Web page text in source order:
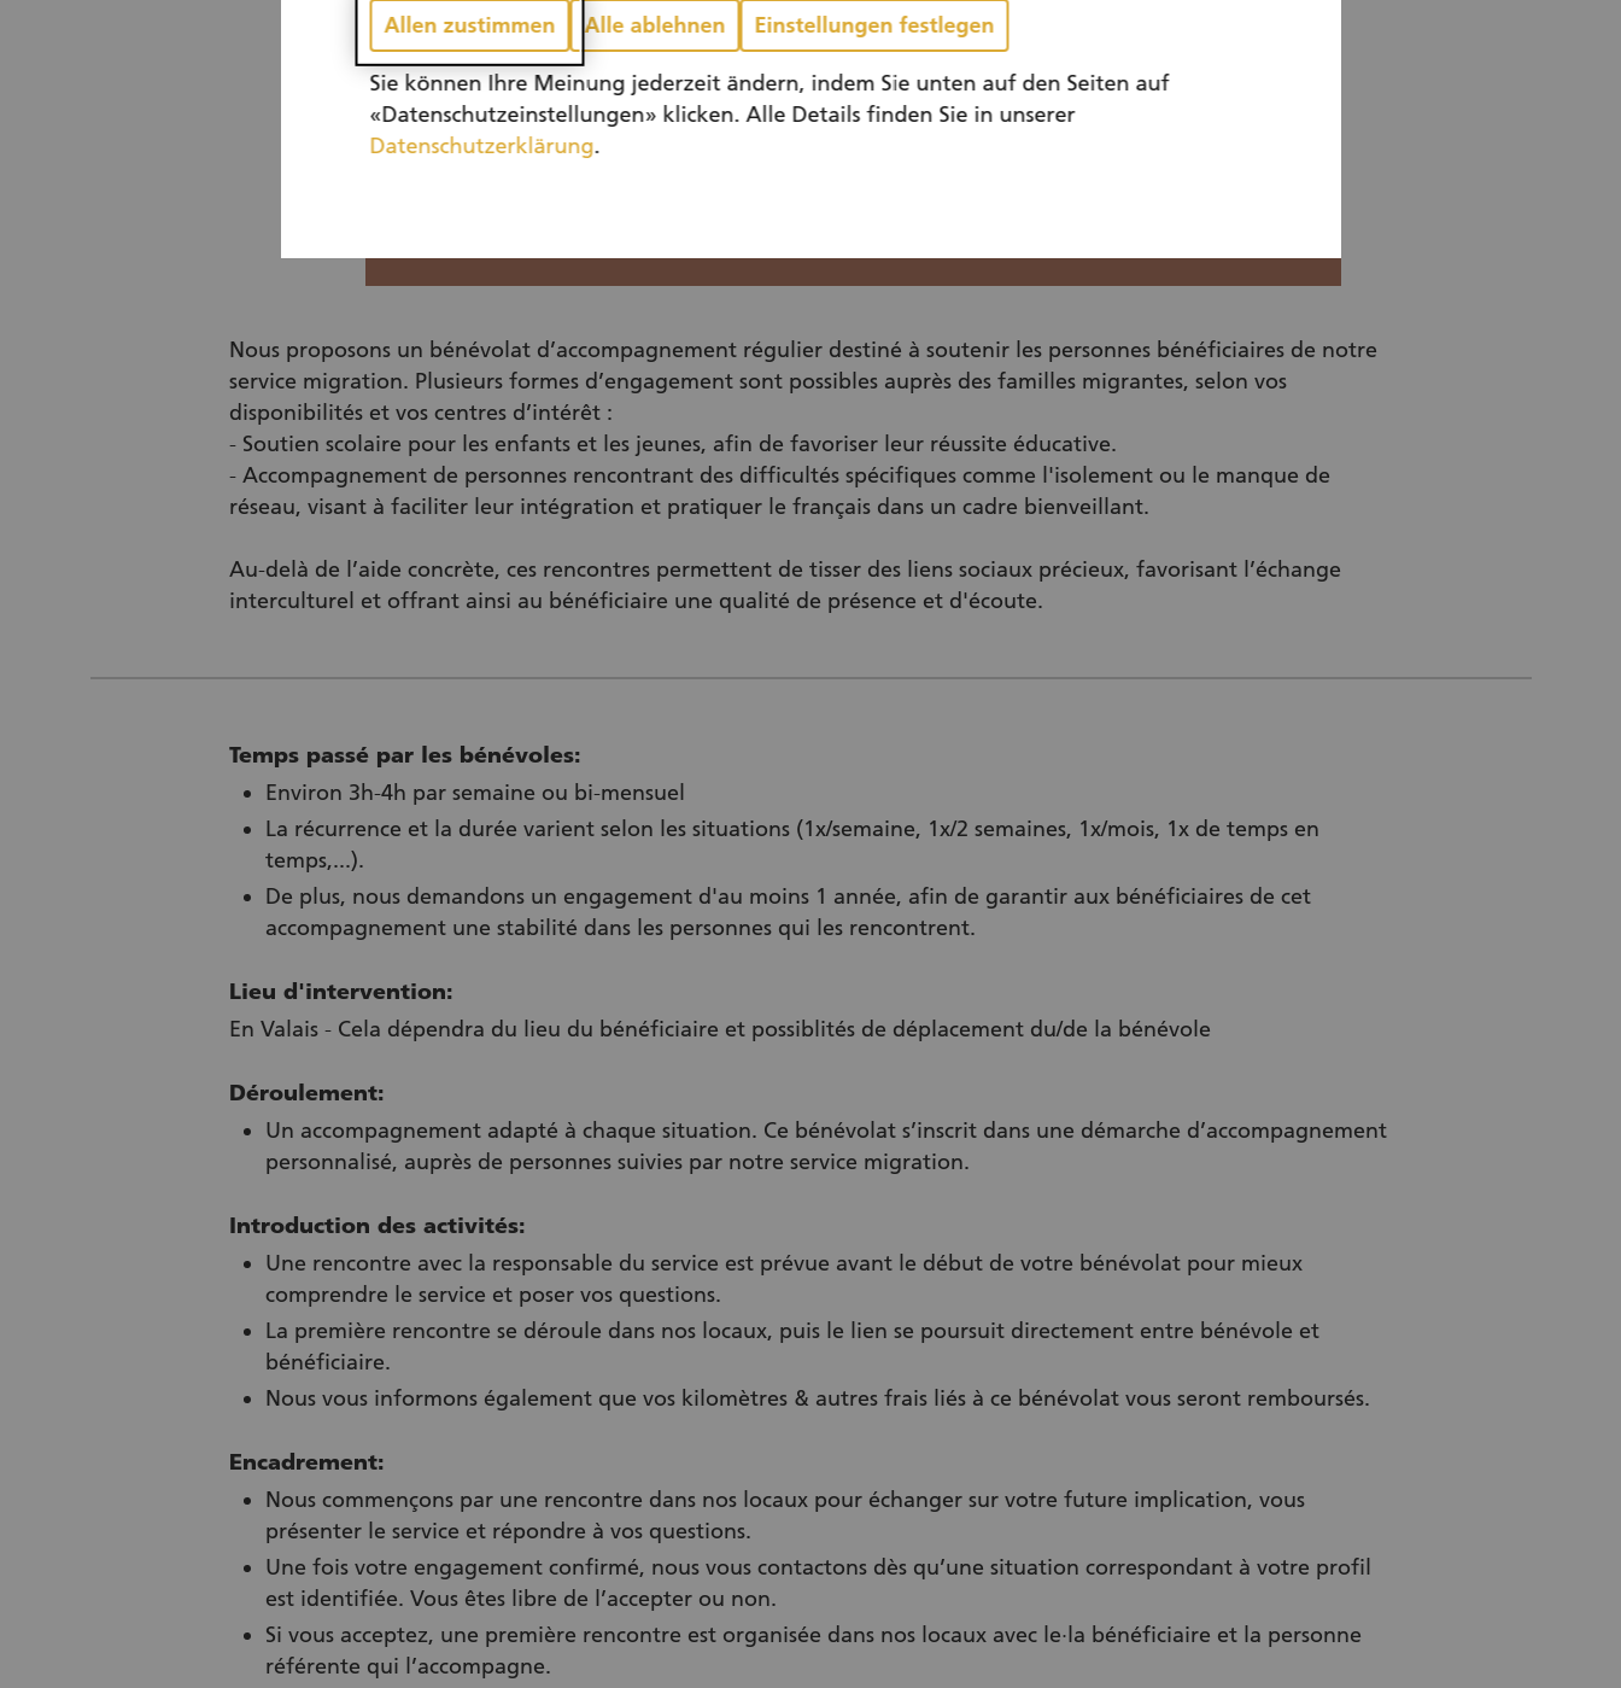
Nous proposons un bénévolat d’accompagnement régulier destiné à soutenir les personnes bénéficiaires de notre
service migration. Plusieurs formes d’engagement sont possibles auprès des familles migrantes, selon vos
disponibilités et vos centres d’intérêt :
- Soutien scolaire pour les enfants et les jeunes, afin de favoriser leur réussite éducative.
- Accompagnement de personnes rencontrant des difficultés spécifiques comme l'isolement ou le manque de
réseau, visant à faciliter leur intégration et pratiquer le français dans un cadre bienveillant.
Au-delà de l’aide concrète, ces rencontres permettent de tisser des liens sociaux précieux, favorisant l’échange
interculturel et offrant ainsi au bénéficiaire une qualité de présence et d'écoute.
Temps passé par les bénévoles:
Environ 3h-4h par semaine ou bi-mensuel
La récurrence et la durée varient selon les situations (1x/semaine, 1x/2 semaines, 1x/mois, 1x de temps en
temps,...).
De plus, nous demandons un engagement d'au moins 1 année, afin de garantir aux bénéficiaires de cet
accompagnement une stabilité dans les personnes qui les rencontrent.
Lieu d'intervention:
En Valais - Cela dépendra du lieu du bénéficiaire et possiblités de déplacement du/de la bénévole
Déroulement:
Un accompagnement adapté à chaque situation. Ce bénévolat s’inscrit dans une démarche d’accompagnement
personnalisé, auprès de personnes suivies par notre service migration.
Introduction des activités:
Une rencontre avec la responsable du service est prévue avant le début de votre bénévolat pour mieux
comprendre le service et poser vos questions.
La première rencontre se déroule dans nos locaux, puis le lien se poursuit directement entre bénévole et
bénéficiaire.
Nous vous informons également que vos kilomètres & autres frais liés à ce bénévolat vous seront remboursés.
Encadrement:
Nous commençons par une rencontre dans nos locaux pour échanger sur votre future implication, vous
présenter le service et répondre à vos questions.
Une fois votre engagement confirmé, nous vous contactons dès qu’une situation correspondant à votre profil
est identifiée. Vous êtes libre de l’accepter ou non.
Si vous acceptez, une première rencontre est organisée dans nos locaux avec le·la bénéficiaire et la personne
référente qui l’accompagne.
Allen zustimmen Alle ablehnen Einstellungen festlegen
Sie können Ihre Meinung jederzeit ändern, indem Sie unten auf den Seiten auf
«Datenschutzeinstellungen» klicken. Alle Details finden Sie in unserer
Datenschutzerklärung.